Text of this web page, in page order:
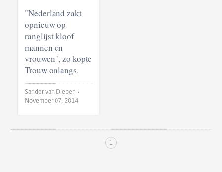
"Nederland zakt
opnieuw op
ranglijst kloof
mannen en
vrouwen", zo kopte
Trouw onlangs.
Sander van Diepen •
November 07, 2014
1